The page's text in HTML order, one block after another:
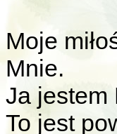
Moje
Mnie.
Ja jestem
To jest